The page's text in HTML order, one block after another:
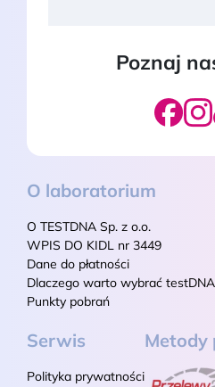
Poznaj
O laboratorium
O TESTDNA Sp. z o.o.
WPIS DO KIDL nr 3449
Dane do płatności
Dlaczego warto wybrać
Punkty pobrań
Serwis
Polityka prywatności
Metody